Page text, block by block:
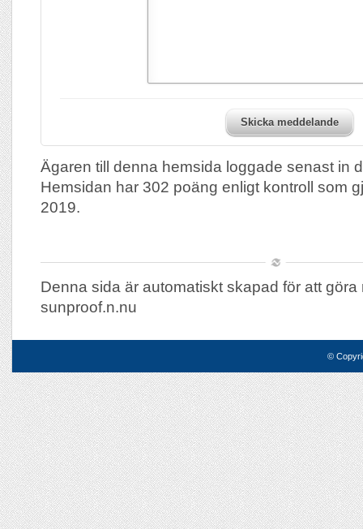
Skicka meddelande
Ägaren till denna hemsida loggade senast in
Hemsidan har 302 poäng enligt kontroll som
2019.
Denna sida är automatiskt skapad för att göra
sunproof.n.nu
©